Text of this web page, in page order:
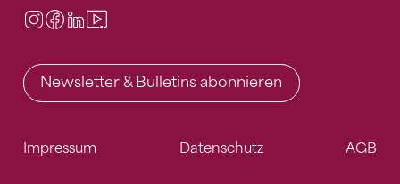
Instagram
Facebook
LinkedIn
Newsletter & Bulletins abonnieren
Impressum Datenschutz AGB